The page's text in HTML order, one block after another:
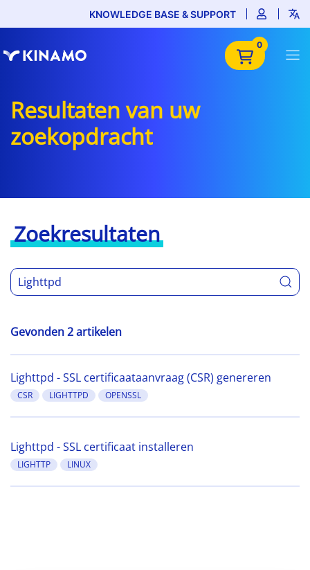
KNOWLEDGE BASE & SUPPORT
0
Resultaten van uw
zoekopdracht
Zoekresultaten
Gevonden 2 artikelen
Lighttpd - SSL certificaataanvraag (CSR) genereren
CSR LIGHTTPD OPENSSL
Lighttpd - SSL certificaat installeren
LIGHTTP LINUX